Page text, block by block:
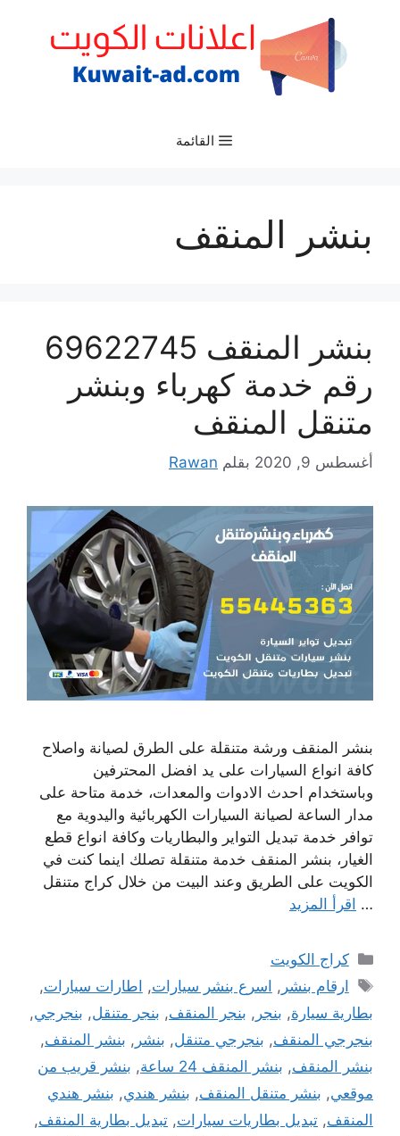
القائمة
بنشر المنقف
بنشر المنقف 69622745
رقم خدمة كهرباء وبنشر
متنقل المنقف
أغسطس 9, 2020 بقلم Rawan
بنشر المنقف ورشة متنقلة على الطرق لصيانة واصلاح
كافة انواع السيارات على يد افضل المحترفين
وباستخدام احدث الادوات والمعدات، خدمة متاحة على
مدار الساعة لصيانة السيارات الكهربائية واليدوية مع
توافر خدمة تبديل التواير والبطاريات وكافة انواع قطع
الغيار، بنشر المنقف خدمة متنقلة تصلك اينما كنت في
الكويت على الطريق وعند البيت من خلال كراج متنقل
… اقرأ المزيد
التصنيفات
كراج الكويت
الوسوم
ارقام بنشر , اسرع بنشر سيارات, اطارات سيارات,
بطارية سيارة, بنجر , بنجر المنقف, بنجر متنقل, بنجرجي,
بنجرجي المنقف, بنجرجي متنقل, بنشر , بنشر المنقف,
بنشر المنقف, بنشر المنقف 24 ساعة , بنشر قريب من
موقعي, بنشر متنقل المنقف, بنشر هندي, بنشر هندي
المنقف, تبديل بطاريات سيارات, تبديل بطارية المنقف,